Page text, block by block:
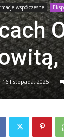
współczesne
16 listopada, 2025